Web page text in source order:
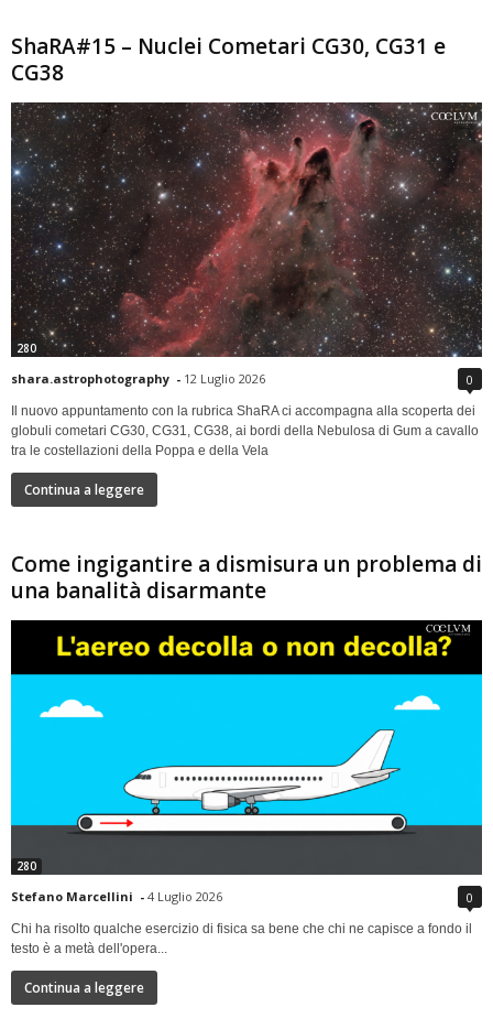
ShaRA#15 – Nuclei Cometari CG30, CG31 e
CG38
280
shara.astrophotography - 12 Luglio 2026 0
Il nuovo appuntamento con la rubrica ShaRA ci accompagna alla scoperta dei
globuli cometari CG30, CG31, CG38, ai bordi della Nebulosa di Gum a cavallo
tra le costellazioni della Poppa e della Vela
Continua a leggere
Come ingigantire a dismisura un problema di
una banalità disarmante
280
Stefano Marcellini - 4 Luglio 2026 0
Chi ha risolto qualche esercizio di fisica sa bene che chi ne capisce a fondo il
testo è a metà dell'opera...
Continua a leggere